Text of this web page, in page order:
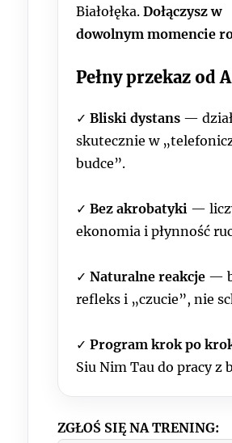
Białołęka.Dołączysz w
dowolnym momencie
Pełny przekaz od
✓Bliski dystans —
skutecznie w
budce”.
✓Bez akrobatyki —
ekonomia i płynność
✓Naturalne reakcje —
refleks i „czucie”, nie
✓Program krok po
Siu Nim Tau do pracy z
ZGŁOŚ SIĘ NA TRENING: